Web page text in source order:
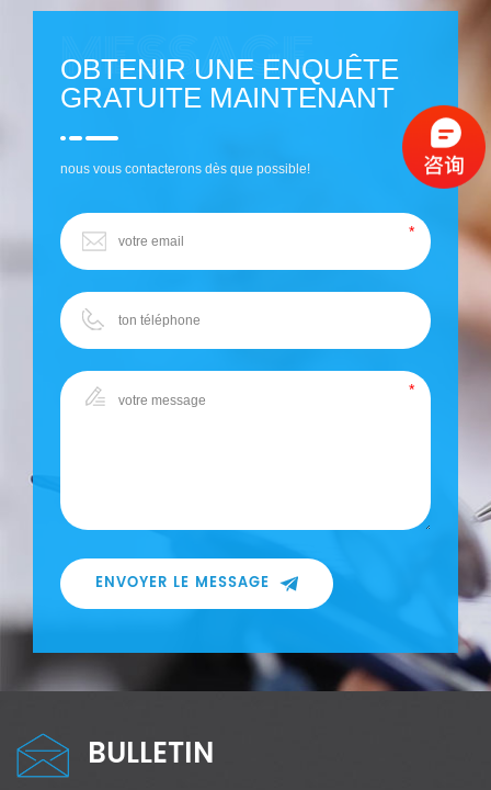
OBTENIR UNE ENQUÊTE
GRATUITE MAINTENANT
nous vous contacterons dès que possible!
ENVOYER LE MESSAGE
BULLETIN